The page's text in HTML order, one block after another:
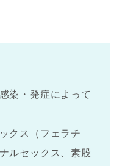
染・発症によって
クス（フェラチ
ルセックス、素股